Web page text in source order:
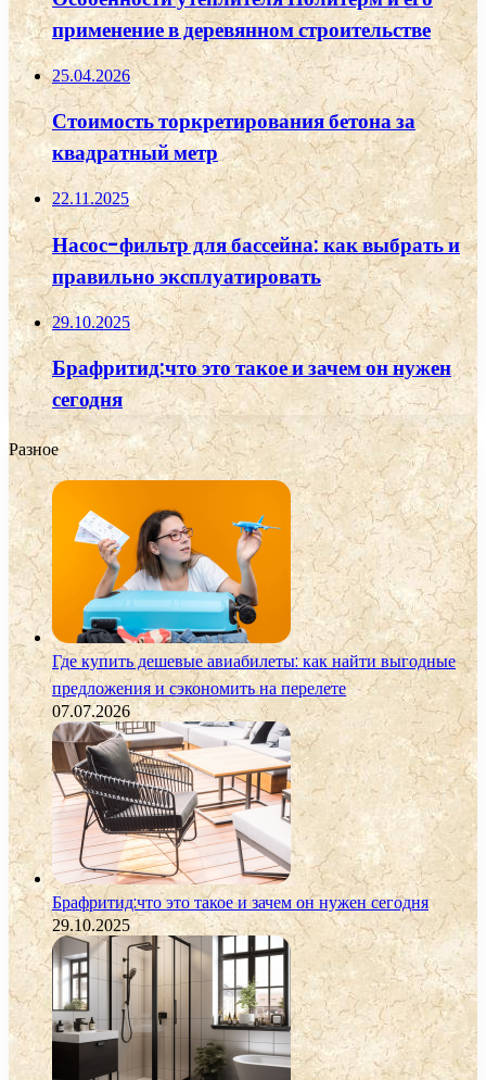
применение в деревянном строительстве
25.04.2026
Стоимость торкретирования бетона за
квадратный метр
22.11.2025
Насос-фильтр для бассейна: как выбрать и
правильно эксплуатировать
29.10.2025
Брафритид:что это такое и зачем он нужен
сегодня
Разное
Где купить дешевые авиабилеты: как найти выгодные
предложения и сэкономить на перелете
07.07.2026
Брафритид:что это такое и зачем он нужен сегодня
29.10.2025